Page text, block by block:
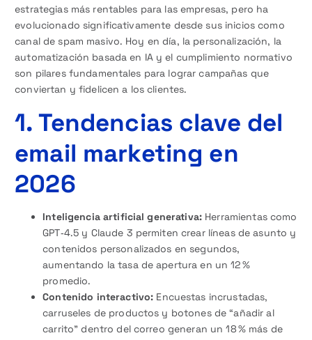
estrategias más rentables para las empresas, pero ha
evolucionado significativamente desde sus inicios como
canal de spam masivo. Hoy en día, la personalización, la
automatización basada en IA y el cumplimiento normativo
son pilares fundamentales para lograr campañas que
conviertan y fidelicen a los clientes.
1. Tendencias clave del
email marketing en
2026
Inteligencia artificial generativa: Herramientas como
GPT‑4.5 y Claude 3 permiten crear líneas de asunto y
contenidos personalizados en segundos,
aumentando la tasa de apertura en un 12 %
promedio.
Contenido interactivo: Encuestas incrustadas,
carruseles de productos y botones de “añadir al
carrito” dentro del correo generan un 18 % más de